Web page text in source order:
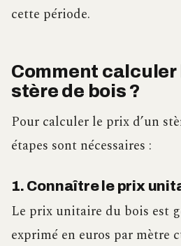
cette période.
Comment calculer
stère de bois ?
Pour calculer le prix d’un
étapes sont nécessaires :
1. Connaître le prix
Le prix unitaire du bois est
exprimé en euros par mètre